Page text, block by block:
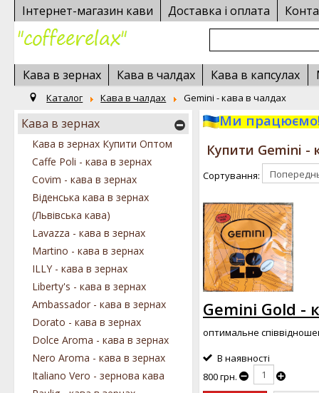
Інтернет-магазин кави Доставка і оплата
Кава в зернах Кава в чалдах Кава в капсулах
Каталог Кава в чалдах Gemini - кава в чалдах
Ми працюємо!
Купити Gemini -
Сортування:
Gemini Gold -
оптимальне
В наявності
800 грн.
Кава в зернах
Кава в зернах Купити Оптом
Caffe Poli - кава в зернах
Covim - кава в зернах
Віденська кава в зернах
(Львівська кава)
Lavazza - кава в зернах
Martino - кава в зернах
ILLY - кава в зернах
Liberty's - кава в зернах
Ambassador - кава в зернах
Dorato - кава в зернах
Dolce Aroma - кава в зернах
Nero Aroma - кава в зернах
Italiano Vero - зернова кава